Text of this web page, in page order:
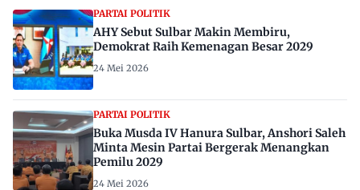
PARTAI POLITIK
AHY Sebut Sulbar Makin Membiru,
Demokrat Raih Kemenagan Besar 2029
24 Mei 2026
PARTAI POLITIK
Buka Musda IV Hanura Sulbar, Anshori Saleh
Minta Mesin Partai Bergerak Menangkan
Pemilu 2029
24 Mei 2026